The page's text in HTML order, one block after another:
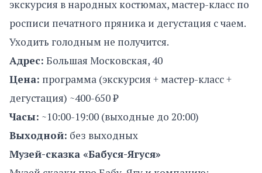
экскурсия в народных костюмах, мастер-класс по
росписи печатного пряника и дегустация с чаем.
Уходить голодным не получится.
Адрес: Большая Московская, 40
Цена: программа (экскурсия + мастер-класс +
дегустация) ~400-650 ₽
Часы: ~10:00-19:00 (выходные до 20:00)
Выходной: без выходных
Музей-сказка «Бабуся-Ягуся»